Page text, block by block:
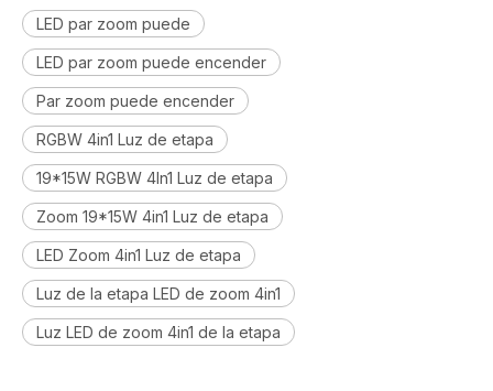
LED par zoom puede
LED par zoom puede encender
Par zoom puede encender
RGBW 4in1 Luz de etapa
19*15W RGBW 4In1 Luz de etapa
Zoom 19*15W 4in1 Luz de etapa
LED Zoom 4in1 Luz de etapa
Luz de la etapa LED de zoom 4in1
Luz LED de zoom 4in1 de la etapa